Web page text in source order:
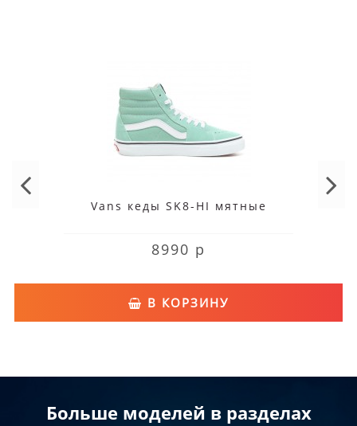
Vans кеды SK8-HI мятные
8990 р
В КОРЗИНУ
Больше моделей в разделах